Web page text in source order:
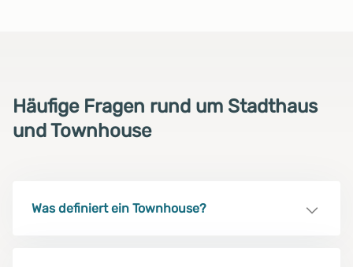
Häufige Fragen rund um Stadthaus
und Townhouse
Was definiert ein Townhouse?